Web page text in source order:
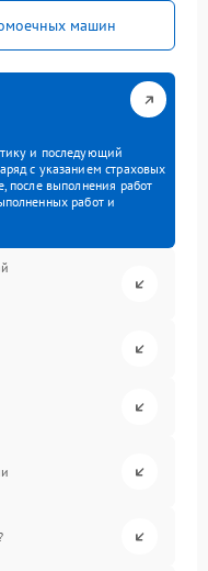
машин
и последующий
с указанием страховых
после выполнения работ
работ и